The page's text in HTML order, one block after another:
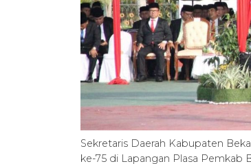
Sekretaris Daerah Kabupaten
ke-75 di Lapangan Plasa Pemkab